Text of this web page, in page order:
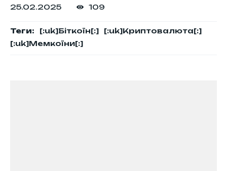
25.02.2025 109
Теги: [:uk]Біткоїн[:]
[:uk]Криптовалюта[:]
[:uk]Мемкоїни[:]